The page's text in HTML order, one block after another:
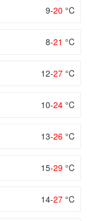
9-20 °C
8-21 °C
12-27 °C
10-24 °C
13-26 °C
15-29 °C
14-27 °C